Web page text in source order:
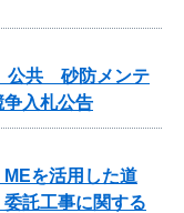
公共 砂防メンテ
入札公告
を活用した道
託工事に関する